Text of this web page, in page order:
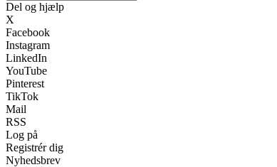
Del og hjælp
X
Facebook
Instagram
LinkedIn
YouTube
Pinterest
TikTok
Mail
RSS
Log på
Registrér dig
Nyhedsbrev